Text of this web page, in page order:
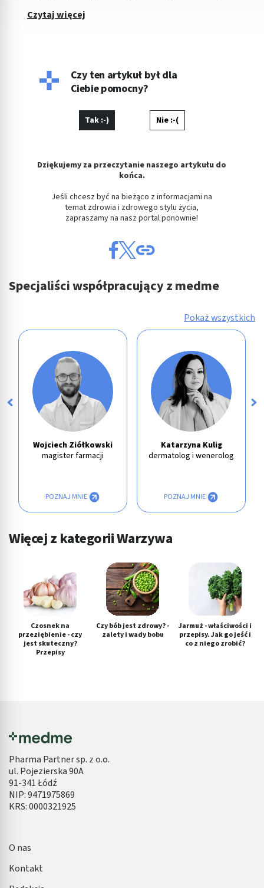
Czytaj więcej
Czy ten artykuł był dla
Ciebie pomocny?
Tak :-) Nie :-(
Dziękujemy za przeczytanie naszego artykułu do
końca.
Jeśli chcesz być na bieżąco z informacjami na
temat zdrowia i zdrowego stylu życia,
zapraszamy na nasz portal ponownie!
Specjaliści współpracujący z medme
Pokaż wszystkich
Wojciech Ziółkowski
magister farmacji
POZNAJ MNIE
Katarzyna Kulig
dermatolog i wenerolog
POZNAJ MNIE
Więcej z kategorii Warzywa
Czosnek na
przeziębienie - czy
jest skuteczny?
Przepisy
Czy bób jest zdrowy? -
zalety i wady bobu
Jarmuż - właściwości i
przepisy. Jak go jeść i
co z niego zrobić?
Pharma Partner sp. z o.o.
ul. Pojezierska 90A
91-341 Łódź
NIP: 9471975869
KRS: 0000321925
O nas
Kontakt